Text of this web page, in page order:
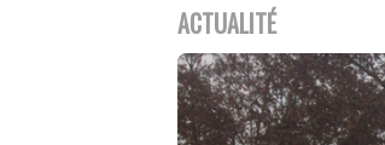
ACTUALITÉ